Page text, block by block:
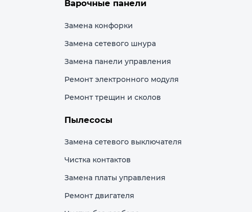
Варочные панели
Замена конфорки
Замена сетевого шнура
Замена панели управления
Ремонт электронного модуля
Ремонт трещин и сколов
Пылесосы
Замена сетевого выключателя
Чистка контактов
Замена платы управления
Ремонт двигателя